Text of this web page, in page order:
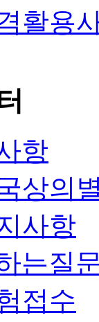
활용
항
상의
사항
는질
접수